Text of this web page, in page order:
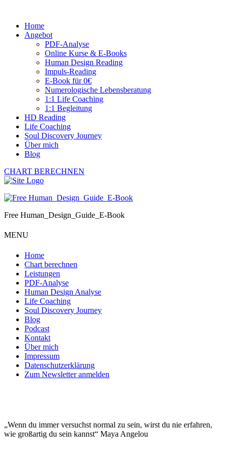
Home
Angebot
PDF-Analyse
Online Kurse & E-Books
Human Design Reading
Impuls-Reading
E-Book für 0€
Numerologische Lebensberatung
1:1 Life Coaching
1:1 Begleitung
HD Reading
Life Coaching
Soul Discovery Journey
Über mich
Blog
CHART BERECHNEN
Free Human_Design_Guide_E-Book
MENU
Home
Chart berechnen
Leistungen
PDF-Analyse
Human Design Analyse
Life Coaching
Soul Discovery Journey
Blog
Podcast
Kontakt
Über mich
Impressum
Datenschutzerklärung
Zum Newsletter anmelden
„Wenn du immer versuchst normal zu sein, wirst du nie erfahren,
wie großartig du sein kannst“ Maya Angelou